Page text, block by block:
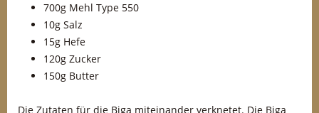
700g Mehl Type 550
10g Salz
15g Hefe
120g Zucker
150g Butter
Die Zutaten für die Biga miteinander verknetet. Die Biga